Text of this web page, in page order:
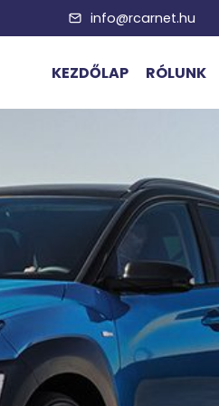
info@rcarnet.hu
KEZDŐLAP RÓLUNK